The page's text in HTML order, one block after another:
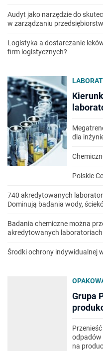
Audyt jako narzędzie do
w zarządzaniu
Logistyka a dostarczanie
firm logistycznych?
dla
Polskie
740 akredytowanych
Dominują badania wody,
Badania chemiczne można
akredytowanych laboratoriach
Środki ochrony indywidualnej
Grupa
odpadów
na